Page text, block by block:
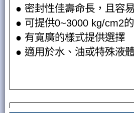
● 密封性佳壽命長，且容
● 可提供0~3000 kg/cm2
● 有寬廣的樣式提供選擇
● 適用於水、油或特殊液